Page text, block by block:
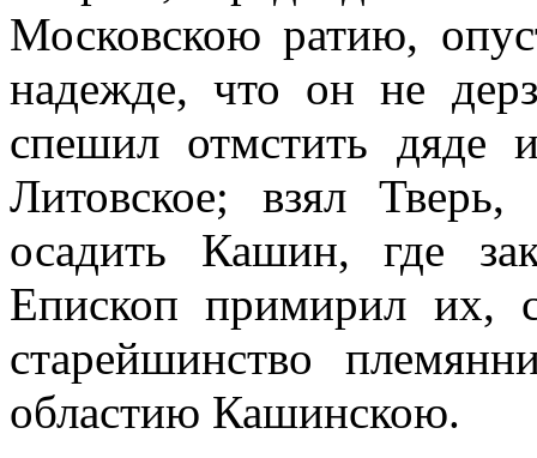
Московскою ратию,
надежде, что он не
спешил отмстить дяде
Литовское; взял
осадить Кашин, где
Епископ примирил их,
старейшинство
областию Кашинскою.